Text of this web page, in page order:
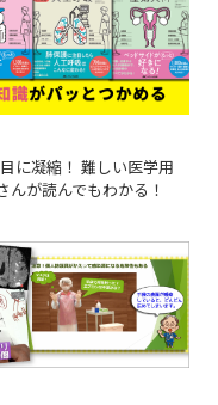
に凝縮！ 難しい医学用
が読んでもわかる！